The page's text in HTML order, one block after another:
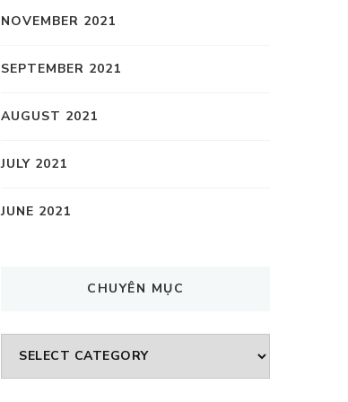
NOVEMBER 2021
SEPTEMBER 2021
AUGUST 2021
JULY 2021
JUNE 2021
CHUYÊN MỤC
CHUYÊN
MỤC